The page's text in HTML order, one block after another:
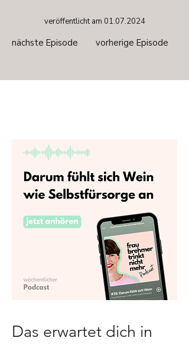
veröffentlicht am 01.07.2024
nächste Episode vorherige Episode
Das erwartet dich in